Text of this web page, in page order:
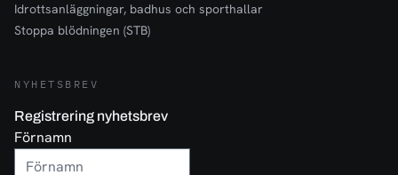
Idrottsanläggningar, badhus och sporthallar
Stoppa blödningen (STB)
NYHETSBREV
Registrering nyhetsbrev
Förnamn